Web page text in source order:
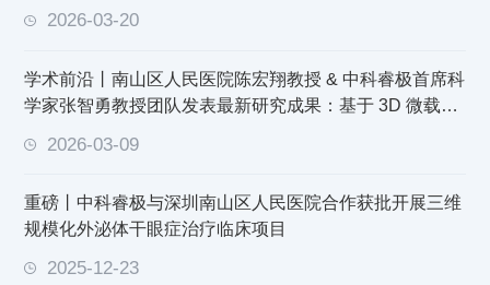
2026-03-20
学术前沿丨南山区人民医院陈宏翔教授 & 中科睿极首席科
学家张智勇教授团队发表最新研究成果：基于 3D 微载体-
2026-03-09
重磅丨中科睿极与深圳南山区人民医院合作获批开展三维
规模化外泌体干眼症治疗临床项目
2025-12-23